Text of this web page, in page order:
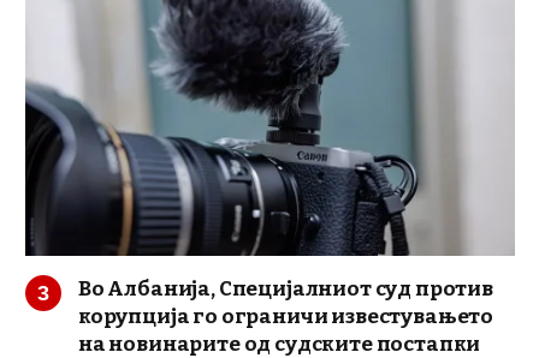
Во Албанија, Специјалниот суд против
корупција го ограничи известувањето
на новинарите од судските постапки